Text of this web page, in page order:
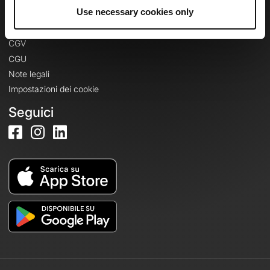
Use necessary cookies only
Informazioni legali
Informativa sulla privacy
CGV
CGU
Note legali
Impostazioni dei cookie
Seguici